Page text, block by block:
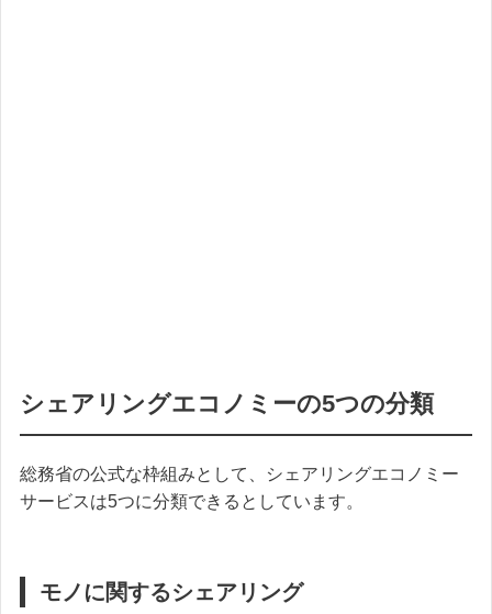
シェアリングエコノミーの5つの分類
総務省の公式な枠組みとして、シェアリングエコノミー
サービスは5つに分類できるとしています。
モノに関するシェアリング